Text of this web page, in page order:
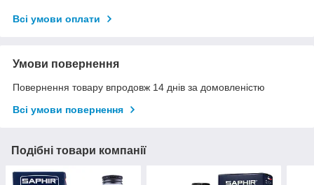
Всі умови оплати
Умови повернення
Повернення товару впродовж 14 днів за домовленістю
Всі умови повернення
Подібні товари компанії